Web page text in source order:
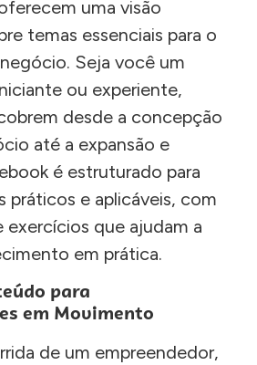
uma visão
temas essenciais para o
Seja você um
ou experiente,
desde a concepção
até a expansão e
é estruturado para
práticos e aplicáveis, com
exercícios que ajudam a
em prática.
para
em Movimento
de um empreendedor,